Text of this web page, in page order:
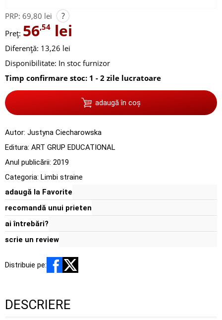
PRP: 69,80 lei ?
Preț: 56,54 lei
Diferență: 13,26 lei
Disponibilitate: In stoc furnizor
Timp confirmare stoc: 1 - 2 zile lucratoare
adaugă în coș
Autor: Justyna Ciecharowska
Editura: ART GRUP EDUCATIONAL
Anul publicării: 2019
Categoria: Limbi straine
adaugă la Favorite
recomandă unui prieten
ai întrebări?
scrie un review
Distribuie pe:
DESCRIERE